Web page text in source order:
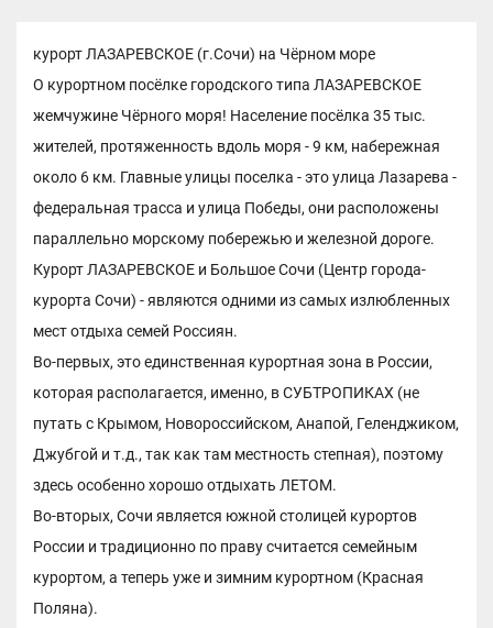
курорт ЛАЗАРЕВСКОЕ (г.Сочи) на Чёрном море
О курортном посёлке городского типа ЛАЗАРЕВСКОЕ
жемчужине Чёрного моря! Население посёлка 35 тыс.
жителей, протяженность вдоль моря - 9 км, набережная
около 6 км. Главные улицы поселка - это улица Лазарева -
федеральная трасса и улица Победы, они расположены
параллельно морскому побережью и железной дороге.
Курорт ЛАЗАРЕВСКОЕ и Большое Сочи (Центр города-
курорта Сочи) - являются одними из самых излюбленных
мест отдыха семей Россиян.
Во-первых, это единственная курортная зона в России,
которая располагается, именно, в СУБТРОПИКАХ (не
путать с Крымом, Новороссийском, Анапой, Геленджиком,
Джубгой и т.д., так как там местность степная), поэтому
здесь особенно хорошо отдыхать ЛЕТОМ.
Во-вторых, Сочи является южной столицей курортов
России и традиционно по праву считается семейным
курортом, а теперь уже и зимним курортном (Красная
Поляна).